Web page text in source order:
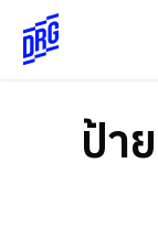
content
ป้า